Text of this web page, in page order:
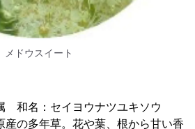
メドウスイート
和名：セイヨウナツユキソウ
産の多年草。花や葉、根から甘い香